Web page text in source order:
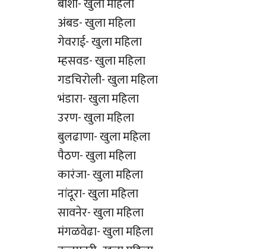
बार्शी- खुला महिला
अंबड- खुला महिला
गेवराई- खुला महिला
म्हसवड- खुला महिला
गडचिरोली- खुला महिला
भंडारा- खुला महिला
उरण- खुला महिला
बुलढाणा- खुला महिला
पैठण- खुला महिला
कारंजा- खुला महिला
नांदूरा- खुला महिला
सावनेर- खुला महिला
मंगळवेढा- खुला महिला